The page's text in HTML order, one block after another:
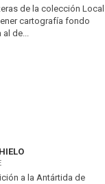
de la colección Local
cartografía fondo
al de...
a la Antártida de